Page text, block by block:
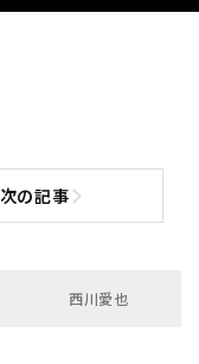
次の記事次の記事へ
西川愛也